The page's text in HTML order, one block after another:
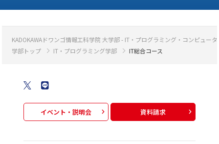
KADOKAWAドワンゴ情報工科学院 大学部 - IT・プログラミング・コンピュー
学部トップ
IT・プログラミング学部 IT総合コース
イベント・説明会 資料請求